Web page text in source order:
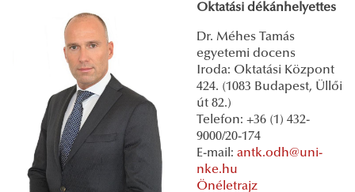
Oktatási dékánhelyettes
Dr. Méhes Tamás
egyetemi docens
Iroda: Oktatási Központ
424. (1083 Budapest, Üllői
út 82.)
Telefon: +36 (1) 432-
9000/20-174
E-mail: antk.odh@uni-
nke.hu
Önéletrajz